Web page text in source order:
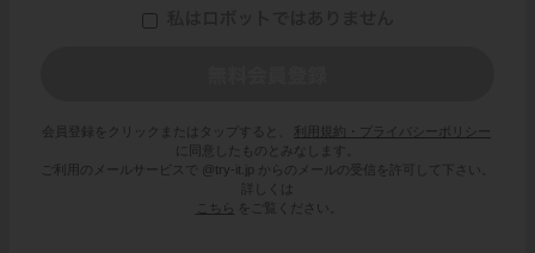
会員登録をクリックまたはタップすると、
利用規約・プライバシーポリシー
に同意したものとみなします。
ご利用のメールサービスで @try-it.jp からのメールの受信を許可して下さい。
詳しくは
こちら
をご覧ください。